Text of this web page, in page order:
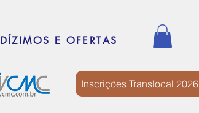
DÍZIMOS E OFERTAS
Inscrições Translocal 2026